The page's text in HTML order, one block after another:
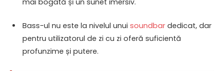
Bass-ul nu este la nivelul unui soundbar dedicat, dar
pentru utilizatorul de zi cu zi oferă suficientă
profunzime și putere.